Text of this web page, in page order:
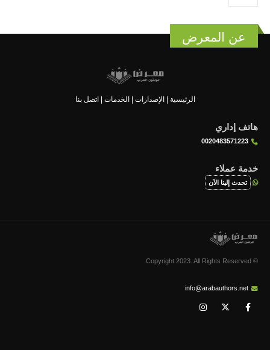
عن المعرض
الرئيسية الإصدارات الخدمات اتصل بنا
هاتف إداري
0020483571223
خدمة عملاء
تحدث إلينا الآن
© Copyright 2023. All Rights Reserved.
info@arabauthors.net